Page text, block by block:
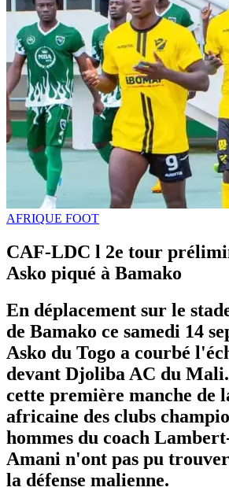
AFRIQUE FOOT
CAF-LDC l 2e tour
Asko piqué à Bamako
En déplacement sur le
de Bamako ce samedi 14
Asko du Togo a courbé
devant Djoliba AC du
cette première manche de
africaine des clubs
hommes du coach
Amani n'ont pas pu
la défense malienne.